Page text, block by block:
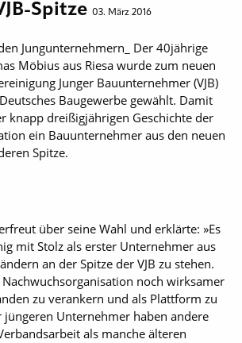
Spitze 03. März 2016
Jungunternehmern_ Der 40jährige
Möbius aus Riesa wurde zum neuen
Junger Bauunternehmer (VJB)
Baugewerbe gewählt. Damit
knapp dreißigjährigen Geschichte der
ein Bauunternehmer aus den neuen
Spitze.
über seine Wahl und erklärte: »Es
mit Stolz als erster Unternehmer aus
an der Spitze der VJB zu stehen.
noch wirksamer
zu verankern und als Plattform zu
jüngeren Unternehmer haben andere
als manche älteren